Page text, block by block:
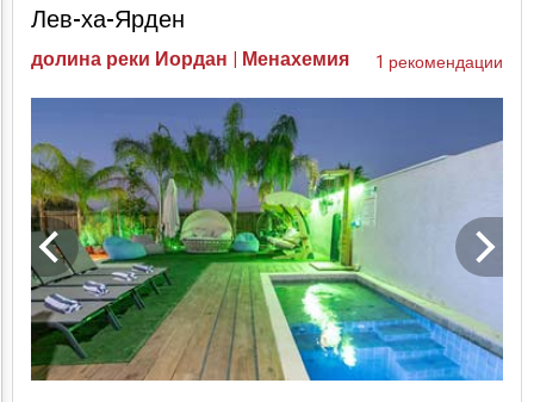
Лев-ха-Ярден
долина реки Иордан | Менахемия 1 рекомендации